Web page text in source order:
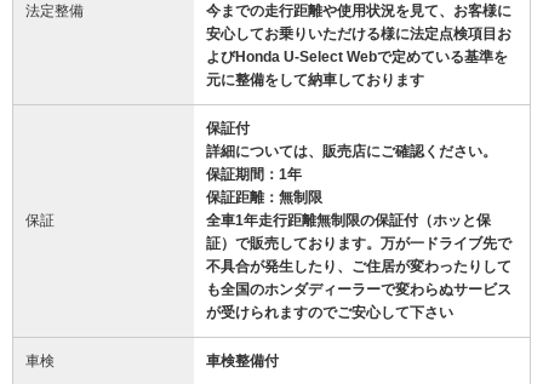
法定整備
今までの走行距離や使用状況を見て、お客様に
安心してお乗りいただける様に法定点検項目お
よびHonda U-Select Webで定めている基準を
元に整備をして納車しております
保証
保証付
詳細については、販売店にご確認ください。
保証期間：1年
保証距離：無制限
全車1年走行距離無制限の保証付（ホッと保
証）で販売しております。万が一ドライブ先で
不具合が発生したり、ご住居が変わったりして
も全国のホンダディーラーで変わらぬサービス
が受けられますのでご安心して下さい
車検 車検整備付